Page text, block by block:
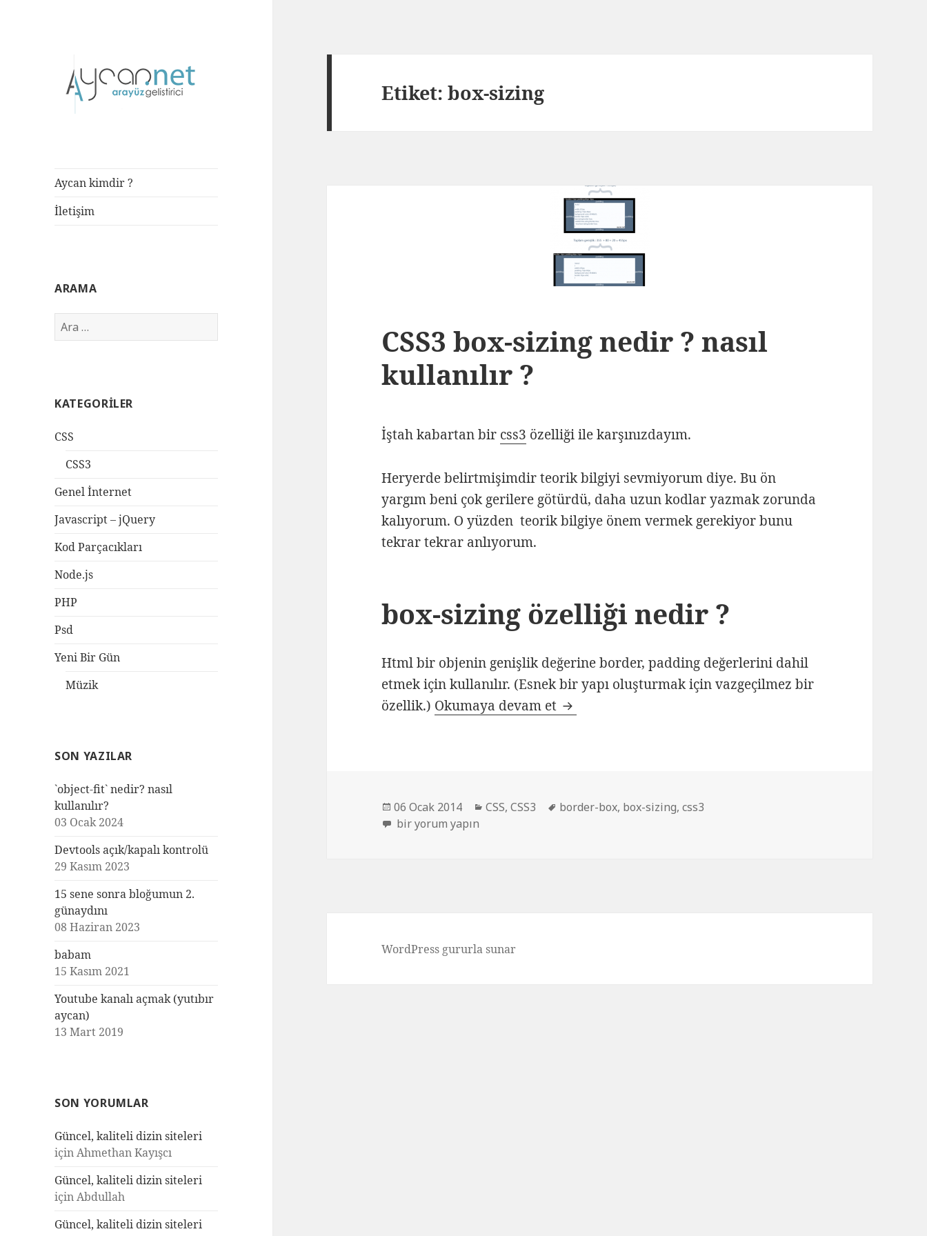
Aycan kimdir ?
İletişim
ARAMA
Arama:
KATEGORILER
CSS
CSS3
Genel İnternet
Javascript – jQuery
Kod Parçacıkları
Node.js
PHP
Psd
Yeni Bir Gün
Müzik
SON YAZILAR
`object-fit` nedir? nasıl
kullanılır?
03 Ocak 2024
Devtools açık/kapalı kontrolü
29 Kasım 2023
15 sene sonra bloğumun 2.
günaydını
08 Haziran 2023
babam
15 Kasım 2021
Youtube kanalı açmak (yutıbır
aycan)
13 Mart 2019
SON YORUMLAR
Güncel, kaliteli dizin siteleri
içinAhmethan Kayışcı
Güncel, kaliteli dizin siteleri
içinAbdullah
Güncel, kaliteli dizin siteleri
Etiket:box-sizing
CSS3 box-sizing nedir ? nasıl
kullanılır ?
İştah kabartan bir css3 özelliği ile karşınızdayım.
Heryerde belirtmişimdir teorik bilgiyi sevmiyorum diye. Bu ön
yargım beni çok gerilere götürdü, daha uzun kodlar yazmak zorunda
kalıyorum. O yüzden teorik bilgiye önem vermek gerekiyor bunu
tekrar tekrar anlıyorum.
box-sizing özelliği nedir ?
Html bir objenin genişlik değerine border, padding değerlerini dahil
etmek için kullanılır. (Esnek bir yapı oluşturmak için vazgeçilmez bir
özellik.) Okumaya devam et CSS3 box-sizing nedir ? nasıl kullanılır ?
Yayın
tarihi
06 Ocak 2014 Kategoriler
CSS,CSS3 Etiketler
border-box, box-sizing,css3
CSS3 box-sizing nedir ? nasıl kullanılır ? için
bir yorum yapın
WordPress gururla sunar